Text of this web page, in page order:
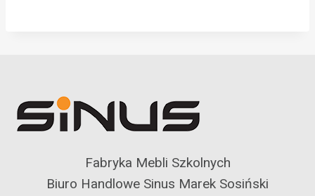
Fabryka Mebli Szkolnych
Biuro Handlowe Sinus Marek Sosiński